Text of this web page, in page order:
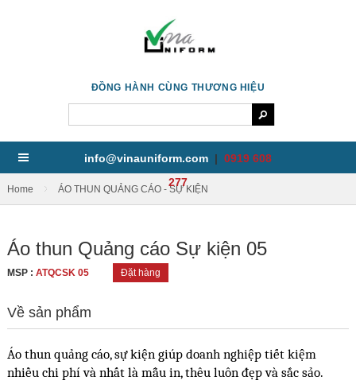
ĐỒNG HÀNH CÙNG THƯƠNG HIỆU
info@vinauniform.com| 0919 608
277
Home / ÁO THUN QUẢNG CÁO - SỰ KIỆN
Áo thun Quảng cáo Sự kiện 05
MSP : ATQCSK 05 Đặt hàng
Về sản phẩm
Áo thun quảng cáo, sự kiện giúp doanh nghiệp tiết kiệm
nhiều chi phí và nhất là mẫu in, thêu luôn đẹp và sắc sảo.